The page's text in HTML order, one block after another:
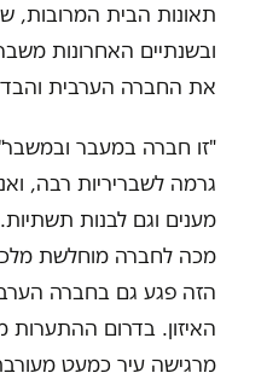
תאונות הבית המרובות,
ובשנתיים האחרונות
את החברה הערבית
"זו חברה במעבר
גרמה לשבריריות רבה,
מכה לחברה מוחלשת
הזה פגע גם בחברה
האיזון. בדרום
מרגישה עיר כמעט